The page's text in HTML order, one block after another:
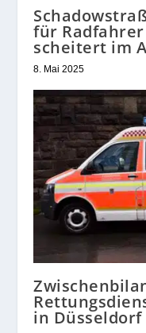
für Radfahrer
scheitert im
8. Mai 2025
in Düsseldorf